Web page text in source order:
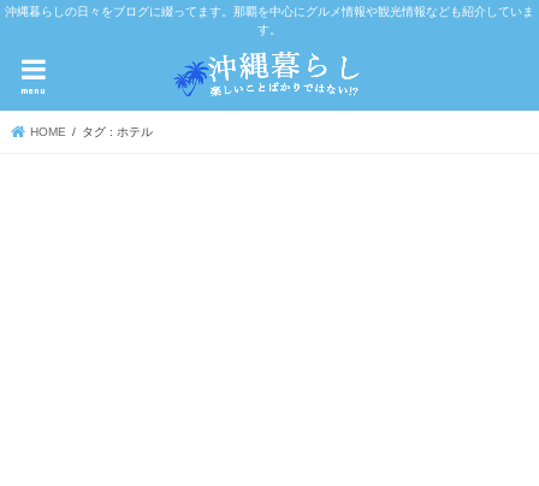
沖縄暮らしの日々をブログに綴ってます。那覇を中心にグルメ情報や観光情報なども紹介していま
す。
menu
HOME タグ : ホテル